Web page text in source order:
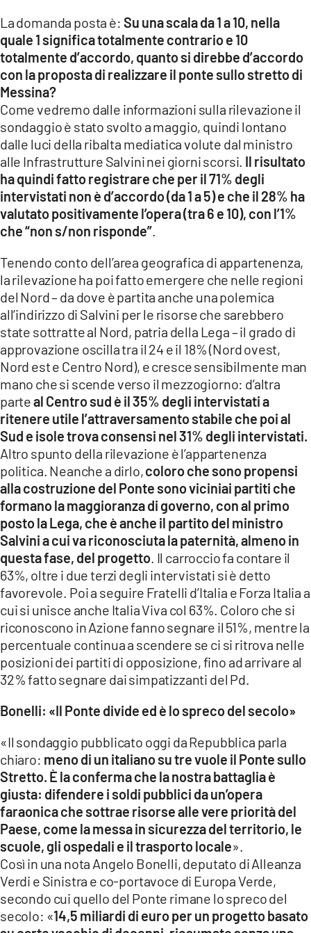
La domanda posta è: Su una scala da 1 a 10, nella
quale 1 significa totalmente contrario e 10
totalmente d’accordo, quanto si direbbe d’accordo
con la proposta di realizzare il ponte sullo stretto di
Messina?
Come vedremo dalle informazioni sulla rilevazione il
sondaggio è stato svolto a maggio, quindi lontano
dalle luci della ribalta mediatica volute dal ministro
alle Infrastrutture Salvini nei giorni scorsi. Il risultato
ha quindi fatto registrare che per il 71% degli
intervistati non è d’accordo (da 1 a 5) e che il 28% ha
valutato positivamente l’opera (tra 6 e 10), con l’1%
che “non s/non risponde”
Tenendo conto dell’area geografica di appartenenza,
la rilevazione ha poi fatto emergere che nelle regioni
del Nord – da dove è partita anche una polemica
all’indirizzo di Salvini per le risorse che sarebbero
state sottratte al Nord, patria della Lega – il grado di
approvazione oscilla tra il 24 e il 18% (Nord ovest,
Nord est e Centro Nord), e cresce sensibilmente man
mano che si scende verso il mezzogiorno: d’altra
parteal Centro sud è il 35% degli intervistati a
ritenere utile l’attraversamento stabile che poi al
Sud e isole trova consensi nel 31% degli intervistati.
Altro spunto della rilevazione è l’appartenenza
politica. Neanche a dirlo,coloro che sono propensi
alla costruzione del Ponte sono viciniai partiti che
formano la maggioranza di governo, con al primo
posto la Lega, che è anche il partito del ministro
Salvini a cui va riconosciuta la paternità, almeno in
questa fase, del progetto . Il carroccio fa contare il
63%, oltre i due terzi degli intervistati si è detto
favorevole. Poi a seguire Fratelli d’Italia e Forza Italia a
cui si unisce anche Italia Viva col 63%. Coloro che si
riconoscono in Azione fanno segnare il 51%, mentre la
percentuale continua a scendere se ci si ritrova nelle
posizioni dei partiti di opposizione, fino ad arrivare al
32% fatto segnare dai simpatizzanti del Pd.
Bonelli: «Il Ponte divide ed è lo spreco del secolo»
«Il sondaggio pubblicato oggi da Repubblica parla
chiaro: meno di un italiano su tre vuole il Ponte sullo
Stretto. È la conferma che la nostra battaglia è
giusta: difendere i soldi pubblici da un’opera
faraonica che sottrae risorse alle vere priorità del
Paese, come la messa in sicurezza del territorio, le
scuole, gli ospedali e il trasporto locale».
Così in una nota Angelo Bonelli, deputato di Alleanza
Verdi e Sinistra e co-portavoce di Europa Verde,
secondo cui quello del Ponte rimane lo spreco del
secolo: «14,5 miliardi di euro per un progetto basato